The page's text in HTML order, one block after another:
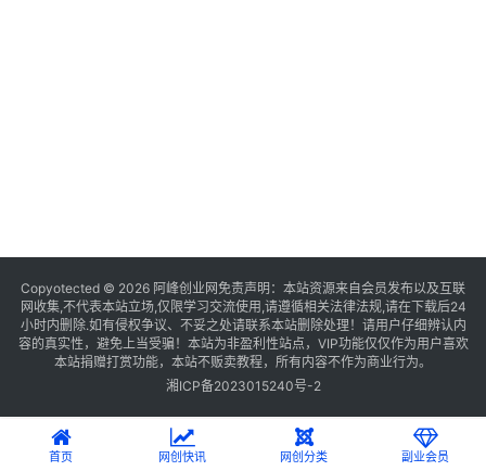
Copyotected © 2026 阿峰创业网 免责声明：本站资源来自会员发布以及互联
网收集,不代表本站立场,仅限学习交流使用,请遵循相关法律法规,请在下载后24
小时内删除.如有侵权争议、不妥之处请联系本站删除处理！请用户仔细辨认内
容的真实性，避免上当受骗！本站为非盈利性站点，VIP功能仅仅作为用户喜欢
本站捐赠打赏功能，本站不贩卖教程，所有内容不作为商业行为。
湘ICP备2023015240号-2
首页 网创快讯 网创分类 副业会员